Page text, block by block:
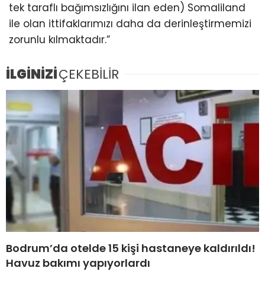
tek taraflı bağımsızlığını ilan eden) Somaliland
ile olan ittifaklarımızı daha da derinleştirmemizi
zorunlu kılmaktadır.”
İLGİNİZİÇEKEBİLİR
Bodrum’da otelde 15 kişi hastaneye kaldırıldı!
Havuz bakımı yapıyorlardı